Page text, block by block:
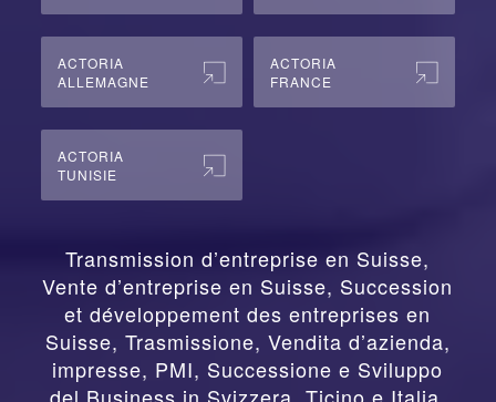
ACTORIA
ALLEMAGNE
ACTORIA
FRANCE
ACTORIA
TUNISIE
Transmission d’entreprise en Suisse,
Vente d’entreprise en Suisse, Succession
et développement des entreprises en
Suisse, Trasmissione, Vendita d’azienda,
impresse, PMI, Successione e Sviluppo